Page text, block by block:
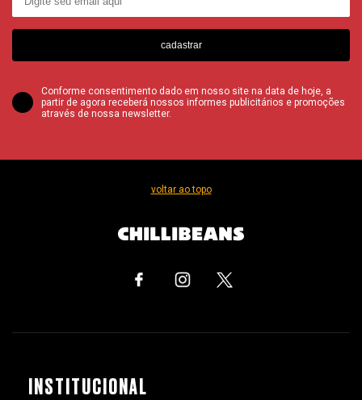
cadastrar
Conforme consentimento dado em nosso site na data de hoje, a
partir de agora receberá nossos informes publicitários e promoções
através de nossa newsletter.
voltar ao topo
INSTITUCIONAL